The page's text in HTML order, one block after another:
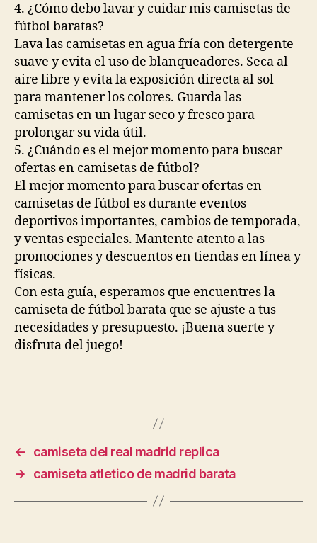
4. ¿Cómo debo lavar y cuidar mis camisetas de
fútbol baratas?
Lava las camisetas en agua fría con detergente
suave y evita el uso de blanqueadores. Seca al
aire libre y evita la exposición directa al sol
para mantener los colores. Guarda las
camisetas en un lugar seco y fresco para
prolongar su vida útil.
5. ¿Cuándo es el mejor momento para buscar
ofertas en camisetas de fútbol?
El mejor momento para buscar ofertas en
camisetas de fútbol es durante eventos
deportivos importantes, cambios de temporada,
y ventas especiales. Mantente atento a las
promociones y descuentos en tiendas en línea y
físicas.
Con esta guía, esperamos que encuentres la
camiseta de fútbol barata que se ajuste a tus
necesidades y presupuesto. ¡Buena suerte y
disfruta del juego!
←
camiseta del real madrid replica
→
camiseta atletico de madrid barata